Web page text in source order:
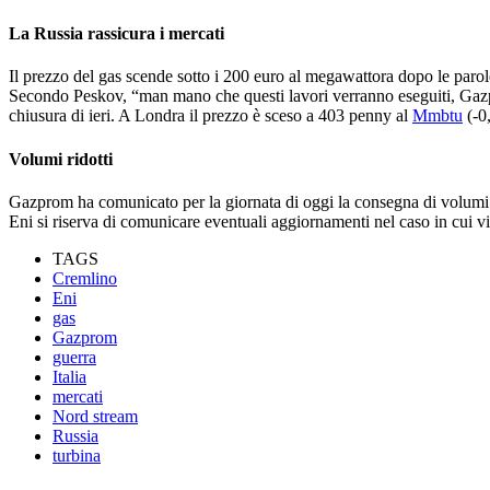
La Russia rassicura i mercati
Il prezzo del gas scende sotto i 200 euro al megawattora dopo le
Secondo Peskov, “man mano che questi lavori verranno eseguiti,
chiusura di ieri. A Londra il prezzo è sceso a 403 penny al Mmbtu (-
Volumi ridotti
Gazprom ha comunicato per la giornata di oggi la consegna di
Eni si riserva di comunicare eventuali aggiornamenti nel caso in cui
TAGS
Cremlino
Eni
gas
Gazprom
guerra
Italia
mercati
Nord stream
Russia
turbina